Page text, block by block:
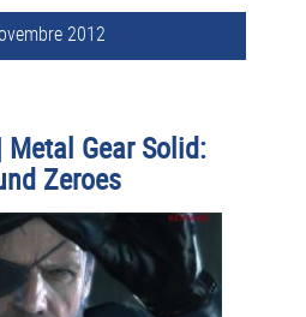
2012
Gear Solid:
Zeroes